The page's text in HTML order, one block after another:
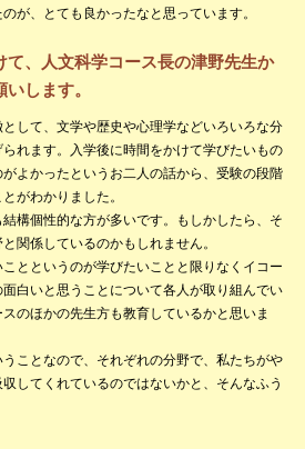
が、とても良かったなと思っています。
て、人文科学コース長の津野先生か
します。
して、文学や歴史や心理学などいろいろな分
れます。入学後に時間をかけて学びたいもの
よかったというお二人の話から、受験の段階
がわかりました。
構個性的な方が多いです。もしかしたら、そ
関係しているのかもしれません。
とというのが学びたいことと限りなくイコー
白いと思うことについて各人が取り組んでい
のほかの先生方も教育しているかと思いま
ことなので、それぞれの分野で、私たちがや
してくれているのではないかと、そんなふう